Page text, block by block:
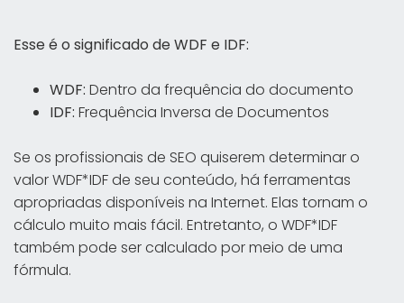
Esse é o significado de WDF e IDF:
WDF: Dentro da frequência do documento
IDF: Frequência Inversa de Documentos
Se os profissionais de SEO quiserem determinar o
valor WDF*IDF de seu conteúdo, há ferramentas
apropriadas disponíveis na Internet. Elas tornam o
cálculo muito mais fácil. Entretanto, o WDF*IDF
também pode ser calculado por meio de uma
fórmula.